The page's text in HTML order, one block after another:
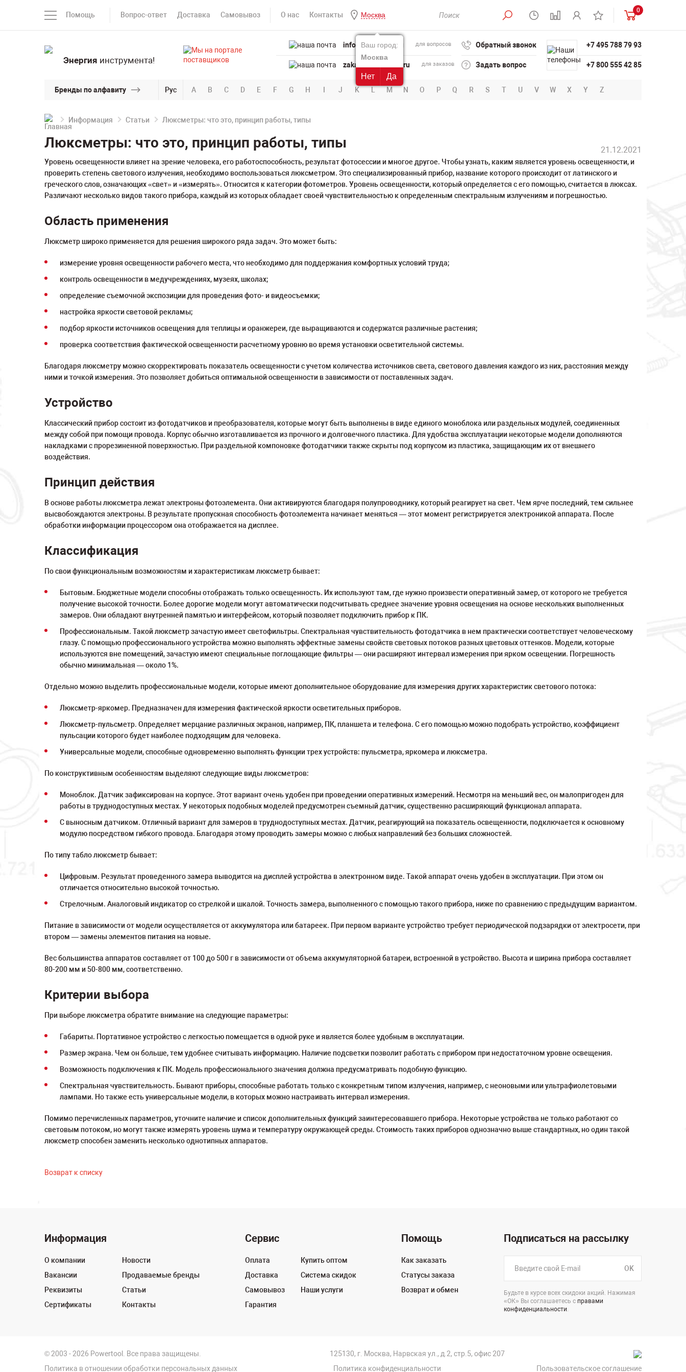
Помощь Вопрос-ответ Доставка Самовывоз О нас Контакты Москва
Ваш город:
Москва
Нет Да
0
Энергия инструмента!
info@powertool.ru для вопросов
zakaz@powertool.ru для заказов
Обратный звонок
Задать вопрос
+7 495 788 79 93
+7 800 555 42 85
Бренды по алфавиту Рус A B C D E F G H I J K L M N O P Q R S T U V W X Y Z
Информация Статьи Люксметры: что это, принцип работы, типы
Люксметры: что это, принцип работы, типы 21.12.2021
Уровень освещенности влияет на зрение человека, его работоспособность, результат фотосессии и многое другое. Чтобы узнать, каким является уровень освещенности, и
проверить степень светового излучения, необходимо воспользоваться люксметром. Это специализированный прибор, название которого происходит от латинского и
греческого слов, означающих «свет» и «измерять». Относится к категории фотометров. Уровень освещенности, который определяется с его помощью, считается в люксах.
Различают несколько видов такого прибора, каждый из которых обладает своей чувствительностью к определенным спектральным излучениям и погрешностью.
Область применения
Люксметр широко применяется для решения широкого ряда задач. Это может быть:
измерение уровня освещенности рабочего места, что необходимо для поддержания комфортных условий труда;
контроль освещенности в медучреждениях, музеях, школах;
определение съемочной экспозиции для проведения фото- и видеосъемки;
настройка яркости световой рекламы;
подбор яркости источников освещения для теплицы и оранжереи, где выращиваются и содержатся различные растения;
проверка соответствия фактической освещенности расчетному уровню во время установки осветительной системы.
Благодаря люксметру можно скорректировать показатель освещенности с учетом количества источников света, светового давления каждого из них, расстояния между
ними и точкой измерения. Это позволяет добиться оптимальной освещенности в зависимости от поставленных задач.
Устройство
Классический прибор состоит из фотодатчиков и преобразователя, которые могут быть выполнены в виде единого моноблока или раздельных модулей, соединенных
между собой при помощи провода. Корпус обычно изготавливается из прочного и долговечного пластика. Для удобства эксплуатации некоторые модели дополняются
накладками с прорезиненной поверхностью. При раздельной компоновке фотодатчики также скрыты под корпусом из пластика, защищающим их от внешнего
воздействия.
Принцип действия
В основе работы люксметра лежат электроны фотоэлемента. Они активируются благодаря полупроводнику, который реагирует на свет. Чем ярче последний, тем сильнее
высвобождаются электроны. В результате пропускная способность фотоэлемента начинает меняться — этот момент регистрируется электроникой аппарата. После
обработки информации процессором она отображается на дисплее.
Классификация
По свои функциональным возможностям и характеристикам люксметр бывает:
Бытовым. Бюджетные модели способны отображать только освещенность. Их используют там, где нужно произвести оперативный замер, от которого не требуется
получение высокой точности. Более дорогие модели могут автоматически подсчитывать среднее значение уровня освещения на основе нескольких выполненных
замеров. Они обладают внутренней памятью и интерфейсом, который позволяет подключить прибор к ПК.
Профессиональным. Такой люксметр зачастую имеет светофильтры. Спектральная чувствительность фотодатчика в нем практически соответствует человеческому
глазу. С помощью профессионального устройства можно выполнять эффектные замены свойств световых потоков разных цветовых оттенков. Модели, которые
используются вне помещений, зачастую имеют специальные поглощающие фильтры — они расширяют интервал измерения при ярком освещении. Погрешность
обычно минимальная — около 1%.
Отдельно можно выделить профессиональные модели, которые имеют дополнительное оборудование для измерения других характеристик светового потока:
Люксметр-яркомер. Предназначен для измерения фактической яркости осветительных приборов.
Люксметр-пульсметр. Определяет мерцание различных экранов, например, ПК, планшета и телефона. С его помощью можно подобрать устройство, коэффициент
пульсации которого будет наиболее подходящим для человека.
Универсальные модели, способные одновременно выполнять функции трех устройств: пульсметра, яркомера и люксметра.
По конструктивным особенностям выделяют следующие виды люксметров:
Моноблок. Датчик зафиксирован на корпусе. Этот вариант очень удобен при проведении оперативных измерений. Несмотря на меньший вес, он малопригоден для
работы в труднодоступных местах. У некоторых подобных моделей предусмотрен съемный датчик, существенно расширяющий функционал аппарата.
С выносным датчиком. Отличный вариант для замеров в труднодоступных местах. Датчик, реагирующий на показатель освещенности, подключается к основному
модулю посредством гибкого провода. Благодаря этому проводить замеры можно с любых направлений без больших сложностей.
По типу табло люксметр бывает:
Цифровым. Результат проведенного замера выводится на дисплей устройства в электронном виде. Такой аппарат очень удобен в эксплуатации. При этом он
отличается относительно высокой точностью.
Стрелочным. Аналоговый индикатор со стрелкой и шкалой. Точность замера, выполненного с помощью такого прибора, ниже по сравнению с предыдущим вариантом.
Питание в зависимости от модели осуществляется от аккумулятора или батареек. При первом варианте устройство требует периодической подзарядки от электросети, при
втором — замены элементов питания на новые.
Вес большинства аппаратов составляет от 100 до 500 г в зависимости от объема аккумуляторной батареи, встроенной в устройство. Высота и ширина прибора составляет
80-200 мм и 50-800 мм, соответственно.
Критерии выбора
При выборе люксметра обратите внимание на следующие параметры:
Габариты. Портативное устройство с легкостью помещается в одной руке и является более удобным в эксплуатации.
Размер экрана. Чем он больше, тем удобнее считывать информацию. Наличие подсветки позволит работать с прибором при недостаточном уровне освещения.
Возможность подключения к ПК. Модель профессионального значения должна предусматривать подобную функцию.
Спектральная чувствительность. Бывают приборы, способные работать только с конкретным типом излучения, например, с неоновыми или ультрафиолетовыми
лампами. Но также есть универсальные модели, в которых можно настраивать интервал измерения.
Помимо перечисленных параметров, уточните наличие и список дополнительных функций заинтересовавшего прибора. Некоторые устройства не только работают со
световым потоком, но могут также измерять уровень шума и температуру окружающей среды. Стоимость таких приборов однозначно выше стандартных, но один такой
люксметр способен заменить несколько однотипных аппаратов.
Возврат к списку
Информация
О компании
Вакансии
Реквизиты
Сертификаты
Новости
Продаваемые бренды
Статьи
Контакты
Сервис
Оплата
Доставка
Самовывоз
Гарантия
Купить оптом
Система скидок
Наши услуги
Помощь
Как заказать
Статусы заказа
Возврат и обмен
Подписаться на рассылку
OK
Будьте в курсе всех скидоки акций. Нажимая
«ОК» Вы соглашаетесь с правами
конфиденциальности.
© 2003 - 2026 Powertool. Все права защищены.
125130, г. Москва, Нарвская ул., д.2, стр.5, офис 207
Политика в отношении обработки персональных данных
Политика конфиденциальности Пользовательское соглашение